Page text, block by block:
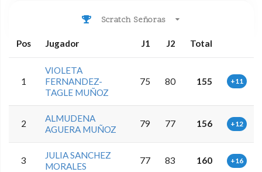
Scratch Señoras
Pos Jugador J1 J2 Total
1
VIOLETA
FERNANDEZ-
TAGLE MUÑOZ
75 80 155 +11
2
ALMUDENA
AGUERA MUÑOZ
79 77 156 +12
3
JULIA SANCHEZ
MORALES
77 83 160 +16